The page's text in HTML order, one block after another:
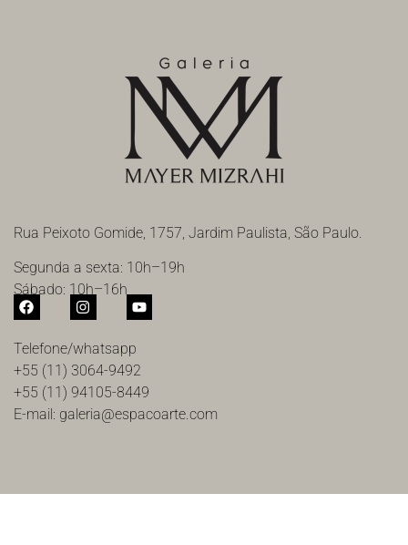
Rua Peixoto Gomide, 1757, Jardim Paulista, São Paulo.
Segunda a sexta: 10h–19h
Sábado: 10h–16h
Telefone/whatsapp
+55 (11) 3064-9492
+55 (11) 94105-8449
E-mail: galeria@espacoarte.com